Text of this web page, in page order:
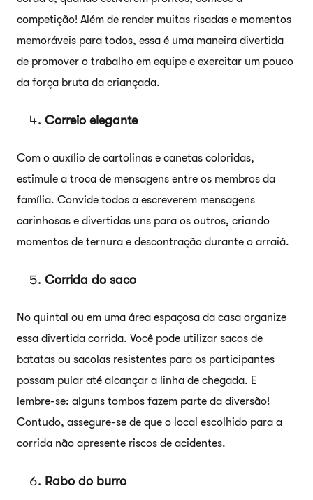
competição! Além de render muitas risadas e momentos
memoráveis para todos, essa é uma maneira divertida
de promover o trabalho em equipe e exercitar um pouco
da força bruta da criançada.
Correio elegante
Com o auxílio de cartolinas e canetas coloridas,
estimule a troca de mensagens entre os membros da
família. Convide todos a escreverem mensagens
carinhosas e divertidas uns para os outros, criando
momentos de ternura e descontração durante o arraiá.
Corrida do saco
No quintal ou em uma área espaçosa da casa organize
essa divertida corrida. Você pode utilizar sacos de
batatas ou sacolas resistentes para os participantes
possam pular até alcançar a linha de chegada. E
lembre-se: alguns tombos fazem parte da diversão!
Contudo, assegure-se de que o local escolhido para a
corrida não apresente riscos de acidentes.
Rabo do burro